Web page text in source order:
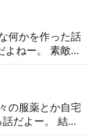
数計と組み合わ
。心拍数計の値
白くやっていま
）少し遅延があ
をしています。
プルウォッチで
ってました。
何かを作った話
。 素敵な
いるものなどあ
ーモンの切り
りたくなって買
の服薬とか自宅
だよー。 結